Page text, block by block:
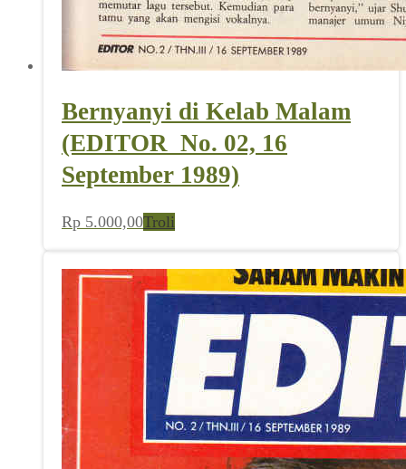
Bernyanyi di Kelab Malam
(EDITOR_No. 02, 16
September 1989)
Rp 5.000,00Troli